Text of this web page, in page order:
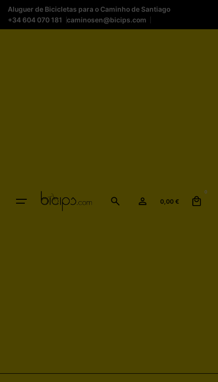
Aluguer de Bicicletas para o Caminho de Santiago
+34 604 070 181
caminosen@bicips.com
0,00 €
0